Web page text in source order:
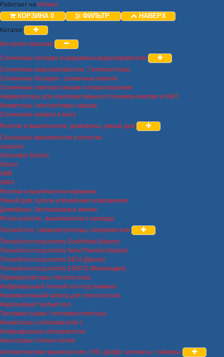
Работает на InSales
КОРЗИНА 0 ФИЛЬТР НАВЕРХ
Каталог
Интернет-магазин
Солнечные батареи и вакуумные водонагреватели
Солнечные водонагреватели , Гелиосистемы
Солнечные батареи - солнечные панели
Солнечные электростанции готовые решения
Аккумуляторы для альтернативных источников энергии и ИБП
Инверторы / контроллеры заряда
Солнечная энергия в быту
Розетки и выключатели, домофоны, умный дом
Сенсорные выключатели и розетки
Legrand
Schneider Electric
Simon
ABB
GIRA
Розетки и выключатели наружние
Умный дом, пульты управления освещением
Домофоны, беспроводные звонки
Ретро розетки , выключатели и провода
Теплый пол, терморегуляторы, обогреватели
Теплый пол под плитку SouthHeat (Корея)
Теплый пол под плитку NanoThermal (Корея)
Теплый пол под плитку DEVI (Дания)
Теплый пол под плитку ENSTO (Финляндия)
Терморегуляторы теплого пола
Инфракрасный теплый пол под ламинат
Нагревательный кабель для теплого пола
Карбоновый теплый пол
Тепловые пушки / тепловентиляторы
Конвекторы ( обогреватели )
Инфракрасные обогреватели
Аксессуары теплых полов
Автоматические выключатели, УЗО, Дифф. автоматы, таймеры